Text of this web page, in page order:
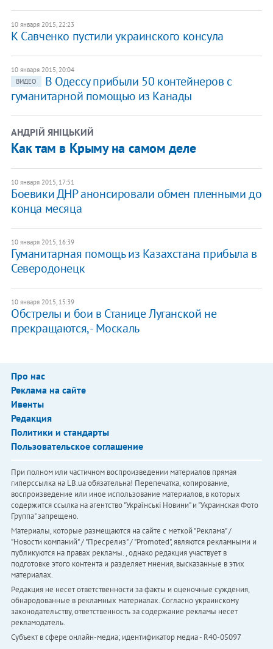
10 января 2015, 22:23
К Савченко пустили украинского консула
10 января 2015, 20:04
ВИДЕО
В Одессу прибыли 50 контейнеров с
гуманитарной помощью из Канады
АНДРІЙ ЯНІЦЬКИЙ
Как там в Крыму на самом деле
10 января 2015, 17:51
Боевики ДНР анонсировали обмен пленными до
конца месяца
10 января 2015, 16:39
Гуманитарная помощь из Казахстана прибыла в
Северодонецк
10 января 2015, 15:39
Обстрелы и бои в Станице Луганской не
прекращаются, - Москаль
Про нас
Реклама на сайте
Ивенты
Редакция
Политики и стандарты
Пользовательское соглашение
При полном или частичном воспроизведении материалов прямая
гиперссылка на LB.ua обязательна! Перепечатка, копирование,
воспроизведение или иное использование материалов, в которых
содержится ссылка на агентство "Українськi Новини" и "Украинская Фото
Группа" запрещено.
Материалы, которые размещаются на сайте с меткой "Реклама" /
"Новости компаний" / "Пресрелиз" / "Promoted", являются рекламными и
публикуются на правах рекламы. , однако редакция участвует в
подготовке этого контента и разделяет мнения, высказанные в этих
материалах.
Редакция не несет ответственности за факты и оценочные суждения,
обнародованные в рекламных материалах. Согласно украинскому
законодательству, ответственность за содержание рекламы несет
рекламодатель.
Субъект в сфере онлайн-медиа; идентификатор медиа - R40-05097